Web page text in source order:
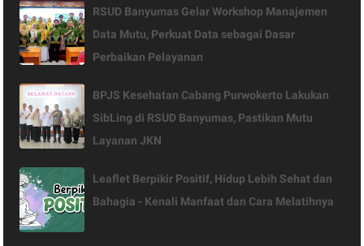
RSUD Banyumas Gelar Workshop Manajemen
Data Mutu, Perkuat Data sebagai Dasar
Perbaikan Pelayanan
BPJS Kesehatan Cabang Purwokerto Lakukan
SibLing di RSUD Banyumas, Pastikan Mutu
Layanan JKN
Leaflet Berpikir Positif, Hidup Lebih Sehat dan
Bahagia - Kenali Manfaat dan Cara Melatihnya